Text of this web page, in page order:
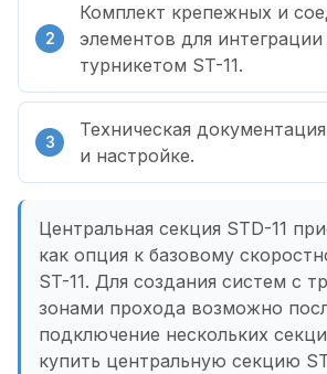
Комплект крепежных и
элементов для
турникетом ST-11.
Техническая
и настройке.
Центральная секция STD-11
как опция к базовому
ST-11. Для создания систем с
зонами прохода возможно
подключение нескольких
купить центральную секцию